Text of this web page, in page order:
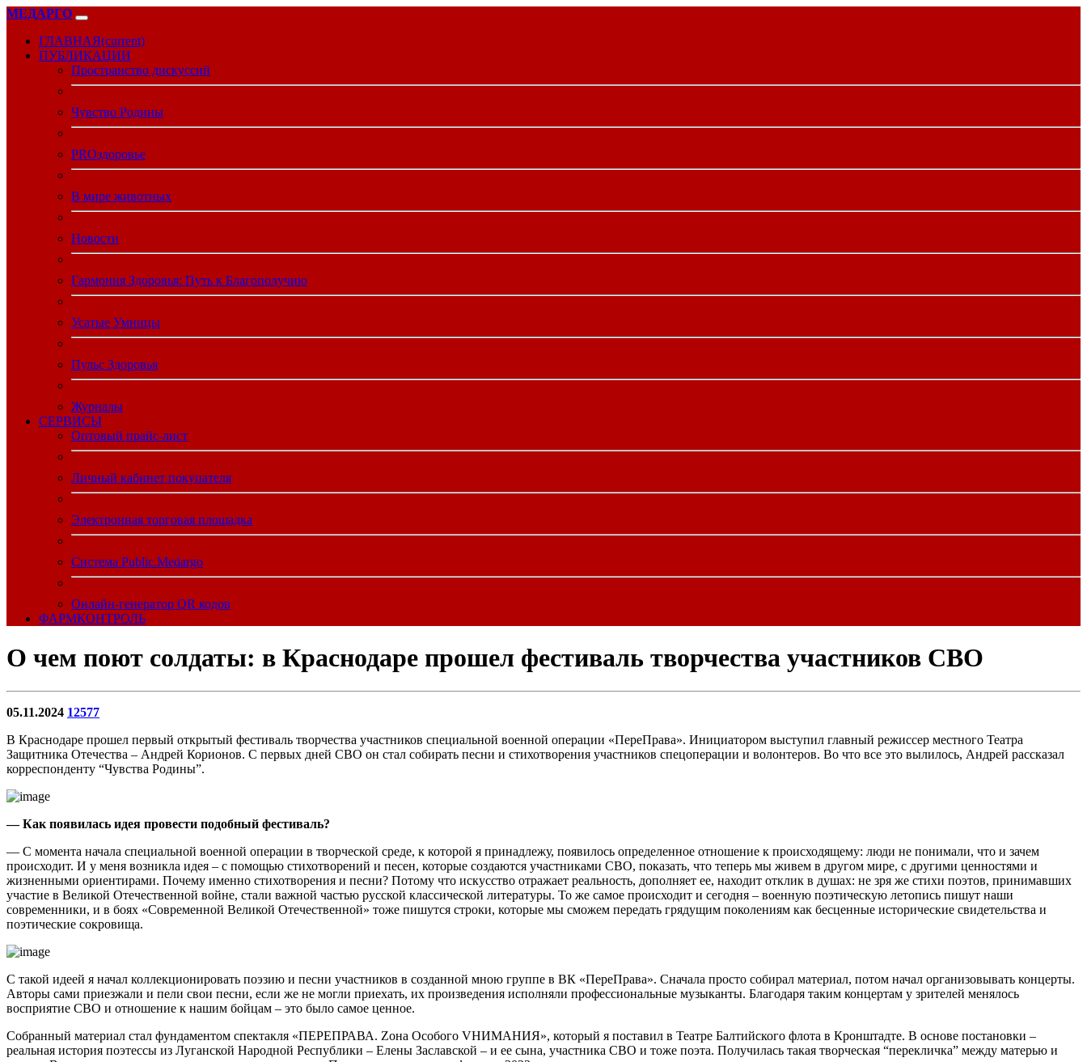
МЕДАРГО
ГЛАВНАЯ(current)
ПУБЛИКАЦИИ
Пространство дискуссий
Чувство Родины
PROздоровье
В мире животных
Новости
Гармония Здоровья: Путь к Благополучию
Усатые Умницы
Пульс Здоровья
Журналы
CЕРВИСЫ
Оптовый прайс-лист
Личный кабинет покупателя
Электронная торговая площадка
Система Public.Medargo
Онлайн-генератор QR кодов
ФАРМКОНТРОЛЬ
О чем поют солдаты: в Краснодаре прошел фестиваль творчества участников СВО
05.11.2024 12577
В Краснодаре прошел первый открытый фестиваль творчества участников специальной военной операции «ПереПрава». Инициатором выступил главный режиссер местного Театра
Защитника Отечества – Андрей Корионов. С первых дней СВО он стал собирать песни и стихотворения участников спецоперации и волонтеров. Во что все это вылилось, Андрей рассказал
корреспонденту “Чувства Родины”.
— Как появилась идея провести подобный фестиваль?
— С момента начала специальной военной операции в творческой среде, к которой я принадлежу, появилось определенное отношение к происходящему: люди не понимали, что и зачем
происходит. И у меня возникла идея – с помощью стихотворений и песен, которые создаются участниками СВО, показать, что теперь мы живем в другом мире, с другими ценностями и
жизненными ориентирами. Почему именно стихотворения и песни? Потому что искусство отражает реальность, дополняет ее, находит отклик в душах: не зря же стихи поэтов, принимавших
участие в Великой Отечественной войне, стали важной частью русской классической литературы. То же самое происходит и сегодня – военную поэтическую летопись пишут наши
современники, и в боях «Современной Великой Отечественной» тоже пишутся строки, которые мы сможем передать грядущим поколениям как бесценные исторические свидетельства и
поэтические сокровища.
С такой идеей я начал коллекционировать поэзию и песни участников в созданной мною группе в ВК «ПереПрава». Сначала просто собирал материал, потом начал организовывать концерты.
Авторы сами приезжали и пели свои песни, если же не могли приехать, их произведения исполняли профессиональные музыканты. Благодаря таким концертам у зрителей менялось
восприятие СВО и отношение к нашим бойцам – это было самое ценное.
Собранный материал стал фундаментом спектакля «ПЕРЕПРАВА. Zона Особого VНИМАНИЯ», который я поставил в Театре Балтийского флота в Кронштадте. В основе постановки –
реальная история поэтессы из Луганской Народной Республики – Елены Заславской – и ее сына, участника СВО и тоже поэта. Получилась такая творческая “перекличка” между матерью и